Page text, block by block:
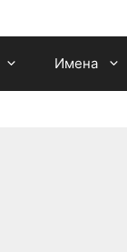
Имена